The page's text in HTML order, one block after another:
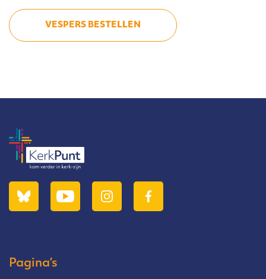
VESPERS BESTELLEN
Pagina’s